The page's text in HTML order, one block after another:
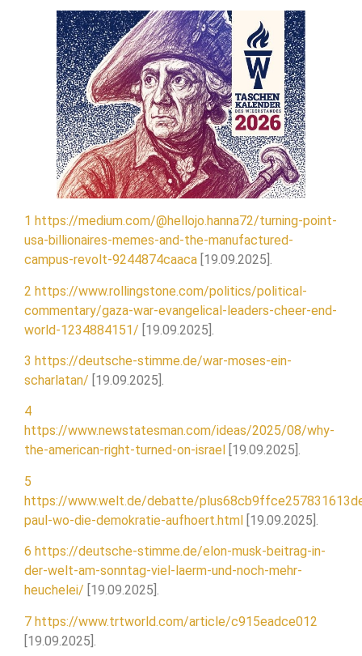
1 https://medium.com/@hellojo.hanna72/turning-point-
usa-billionaires-memes-and-the-manufactured-
campus-revolt-9244874caaca [19.09.2025].
2 https://www.rollingstone.com/politics/political-
commentary/gaza-war-evangelical-leaders-cheer-end-
world-1234884151/ [19.09.2025].
3 https://deutsche-stimme.de/war-moses-ein-
scharlatan/ [19.09.2025].
4
https://www.newstatesman.com/ideas/2025/08/why-
the-american-right-turned-on-israel
[19.09.2025].
5
https://www.welt.de/debatte/
paul-wo-die-demokratie-aufhoert.html [19.09.2025].
6 https://deutsche-stimme.de/elon-musk-beitrag-in-
der-welt-am-sonntag-viel-laerm-und-noch-mehr-
heuchelei/ [19.09.2025].
7 https://www.trtworld.com/article/c915eadce012
[19.09.2025].